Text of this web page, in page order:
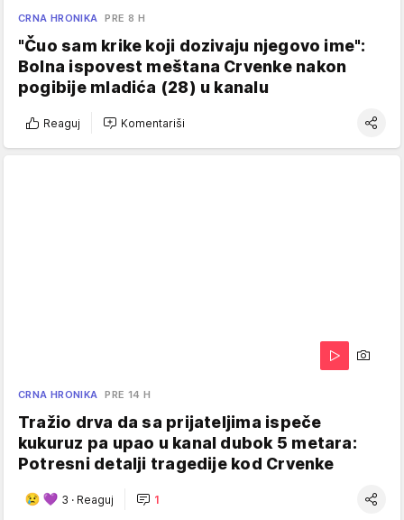
CRNA HRONIKA PRE 8 H
"Čuo sam krike koji dozivaju njegovo ime":
Bolna ispovest meštana Crvenke nakon
pogibije mladića (28) u kanalu
Reaguj Komentariši
CRNA HRONIKA PRE 14 H
Tražio drva da sa prijateljima ispeče
kukuruz pa upao u kanal dubok 5 metara:
Potresni detalji tragedije kod Crvenke
3 · Reaguj 1